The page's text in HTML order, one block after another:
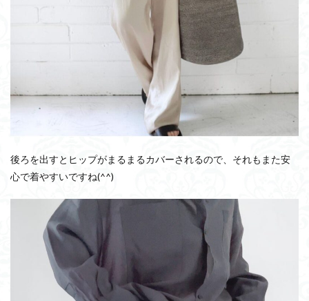
後ろを出すとヒップがまるまるカバーされるので、それもまた安
心で着やすいですね(^^)